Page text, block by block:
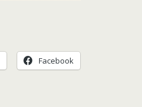
Facebook